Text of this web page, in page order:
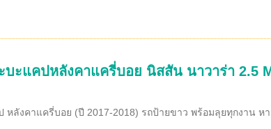
ะแคปหลังคาแครี่บอย นิสสัน นาวาร่า 2.5
หลังคาแครี่บอย (ปี 2017-2018) รถป้ายขาว พร้อมลุยทุกงาน